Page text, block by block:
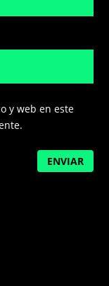
y web en este
ENVIAR